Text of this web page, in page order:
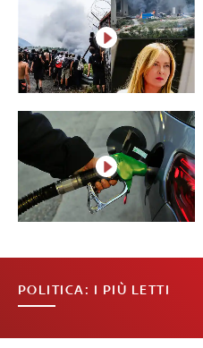
POLITICA: I PIÙ LETTI